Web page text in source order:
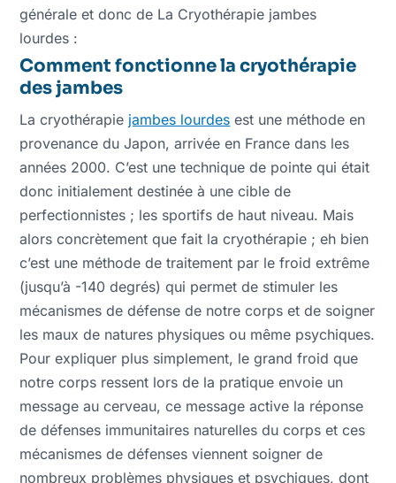
générale et donc de La Cryothérapie jambes
lourdes :
Comment fonctionne la cryothérapie
des jambes
La cryothérapie jambes lourdes est une méthode en
provenance du Japon, arrivée en France dans les
années 2000. C’est une technique de pointe qui était
donc initialement destinée à une cible de
perfectionnistes ; les sportifs de haut niveau. Mais
alors concrètement que fait la cryothérapie ; eh bien
c’est une méthode de traitement par le froid extrême
(jusqu’à -140 degrés) qui permet de stimuler les
mécanismes de défense de notre corps et de soigner
les maux de natures physiques ou même psychiques.
Pour expliquer plus simplement, le grand froid que
notre corps ressent lors de la pratique envoie un
message au cerveau, ce message active la réponse
de défenses immunitaires naturelles du corps et ces
mécanismes de défenses viennent soigner de
nombreux problèmes physiques et psychiques, dont